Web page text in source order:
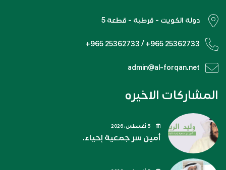
دولة الكويت - قرطبة - قطعة 5
+965 25362733 / +965 25362733
admin@al-forqan.net
المشاركات الاخيره
أمين سر جمعية إحياء.